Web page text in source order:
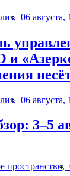
06 августа,
и
06 августа,
3–5
пространство,